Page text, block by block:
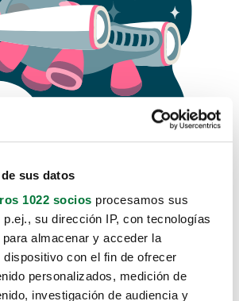
sus datos
1022 socios procesamos sus
su dirección IP, con tecnologías
almacenar y acceder la
dispositivo con el fin de ofrecer
personalizados, medición de
investigación de audiencia y
no sabemos como
hasta aquí.